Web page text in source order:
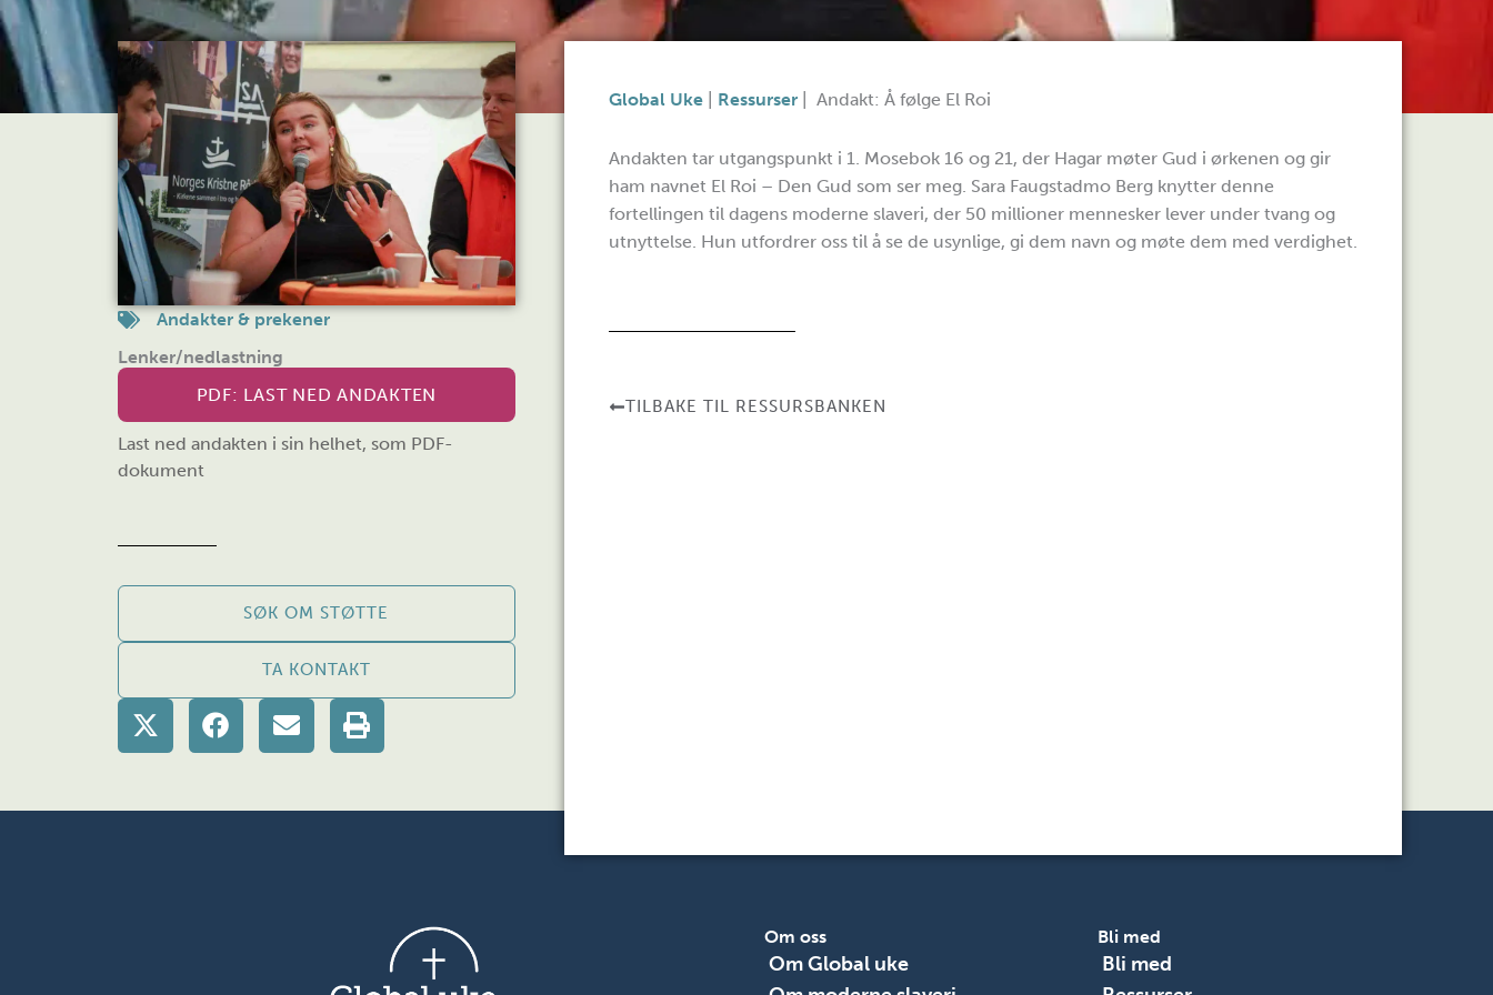
Andakter & prekener
Lenker/nedlastning
PDF: LAST NED ANDAKTEN
Last ned andakten i sin helhet, som PDF-
dokument
SØK OM STØTTE
TA KONTAKT
Global Uke| Ressurser| Andakt: Å følge El Roi
Andakten tar utgangspunkt i 1. Mosebok 16 og 21, der Hagar møter Gud i ørkenen og gir
ham navnet El Roi – Den Gud som ser meg. Sara Faugstadmo Berg knytter denne
fortellingen til dagens moderne slaveri, der 50 millioner mennesker lever under tvang og
utnyttelse. Hun utfordrer oss til å se de usynlige, gi dem navn og møte dem med verdighet.
TILBAKE TIL RESSURSBANKEN
Om oss
Om Global uke
Bli med
Bli med